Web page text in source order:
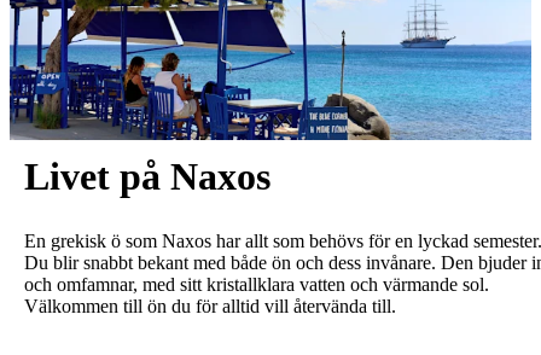
Livet på Naxos
En grekisk ö som Naxos har allt som behövs för en lyckad semester.
Du blir snabbt bekant med både ön och dess invånare. Den bjuder
och omfamnar, med sitt kristallklara vatten och värmande sol.
Välkommen till ön du för alltid vill återvända till.